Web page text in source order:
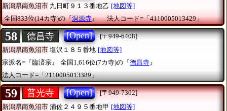
新潟県南魚沼市 九日町９１３番地乙 [地図等]
全国833位(14カ寺)の『洞源寺』 法人コード=「4110005013429」
58 德昌寺 [Open]
[〒949-6408]
新潟県南魚沼市 塩沢１８５番地 [地図等]
宗派名=『臨済宗』
全国1,616位(7カ寺)の『德昌寺』
法人コード=「2110005013389」
59 普光寺 [Open]
[〒949-7302]
新潟県南魚沼市 浦佐２４９５番地甲 [地図等]